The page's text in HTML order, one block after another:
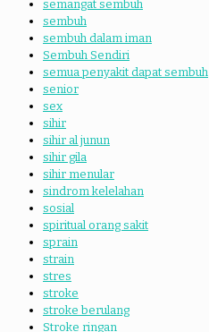
semangat sembuh
sembuh
sembuh dalam iman
Sembuh Sendiri
semua penyakit dapat sembuh
senior
sex
sihir
sihir al junun
sihir gila
sihir menular
sindrom kelelahan
sosial
spiritual orang sakit
sprain
strain
stres
stroke
stroke berulang
Stroke ringan